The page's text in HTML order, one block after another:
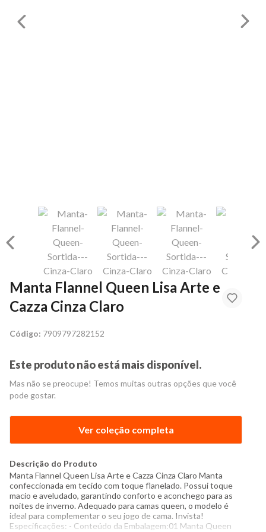
Manta Flannel Queen Lisa Arte e
Cazza Cinza Claro
Código: 7909797282152
Este produto não está mais disponível.
Mas não se preocupe! Temos muitas outras opções que você
pode gostar.
Ver coleção completa
Descrição do Produto
Manta Flannel Queen Lisa Arte e Cazza Cinza Claro Manta
confeccionada em tecido com toque flanelado. Possui toque
macio e aveludado, garantindo conforto e aconchego para as
noites de inverno. Adequado para camas queen, o modelo é
ideal para complementar o seu jogo de cama. Invista!
Especificações: - Conteúdo da Embalagem:01 Manta Queen